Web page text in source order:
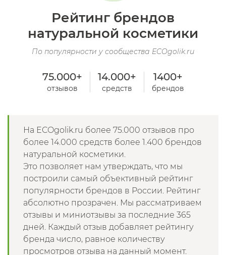
Рейтинг брендов
натуральной косметики
По популярности у сообщества ECOgolik.ru
75.000+
отзывов
14.000+
средств
1400+
брендов
На ECOgolik.ru более 75.000 отзывов про
более 14.000 средств более 1.400 брендов
натуральной косметики.
Это позволяет нам утверждать, что мы
построили самый объективный рейтинг
популярности брендов в России. Рейтинг
абсолютно прозрачен. Мы рассматриваем
отзывы и миниотзывы за последние 365
дней. Каждый отзыв добавляет рейтингу
бренда число, равное количеству
просмотров отзыва на данный момент.